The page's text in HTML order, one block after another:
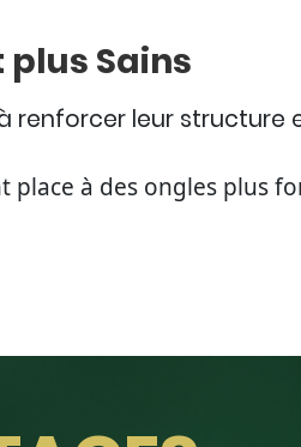
plus Sains
renforcer leur structure
place à des ongles plus